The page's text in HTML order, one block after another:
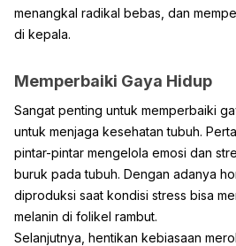
menangkal radikal bebas, dan
di kepala.
Memperbaiki Gaya Hidup
Sangat penting untuk memperbaiki
untuk menjaga kesehatan tubuh.
pintar-pintar mengelola emosi dan
buruk pada tubuh. Dengan adanya
diproduksi saat kondisi stress bisa
melanin di folikel rambut.
Selanjutnya, hentikan kebiasaan